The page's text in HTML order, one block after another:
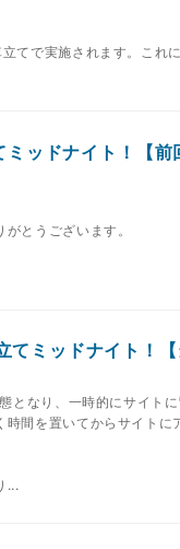
てで実施されます。これ
ッドナイト！【
とうございます。
ミッドナイト！
となり、一時的にサイト
間を置いてからサイトに
...